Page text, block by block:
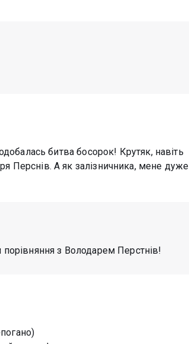
битва босорок! Крутяк, навіть
Перснів. А як залізничника, мене дуже
з Володарем Перстнів!